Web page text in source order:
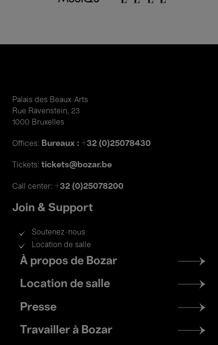
Palais des Beaux-Arts
Rue Ravenstein, 23
1000 Bruxelles
Offices: Bureaux : +32 (0)25078430
Tickets: tickets@bozar.be
Call center: +32 (0)25078200
Join & Support
Soutenez-nous
Location de salle
Footer
menu
À propos de Bozar
Location de salle
Presse
Travailler à Bozar